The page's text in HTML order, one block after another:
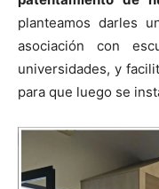
planteamos darles
asociación con
universidades, y
para que luego se